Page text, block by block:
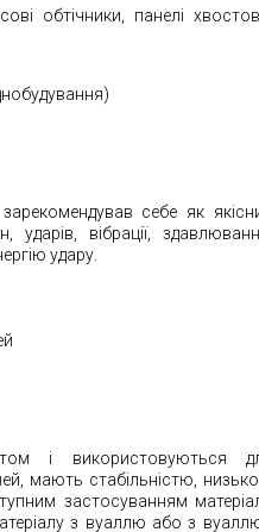
обтічники, панелі
себе як
вібрації,
удару
і використовуються
мають стабільністю,
застосуванням
з вуаллю або з